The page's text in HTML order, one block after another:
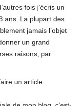
fois j’écris un
ans. La plupart des
jamais l’objet
un grand
raisons, par
un article